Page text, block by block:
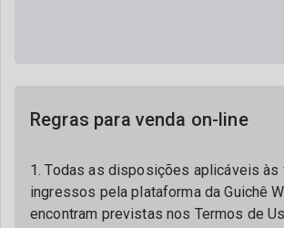
Regras para venda on-line
1. Todas as disposições aplicáveis às
ingressos pela plataforma da Guichê
encontram previstas nos Termos de